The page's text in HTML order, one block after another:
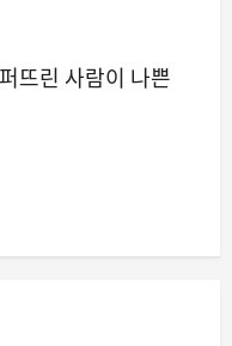
뜨린 사람이 나쁜